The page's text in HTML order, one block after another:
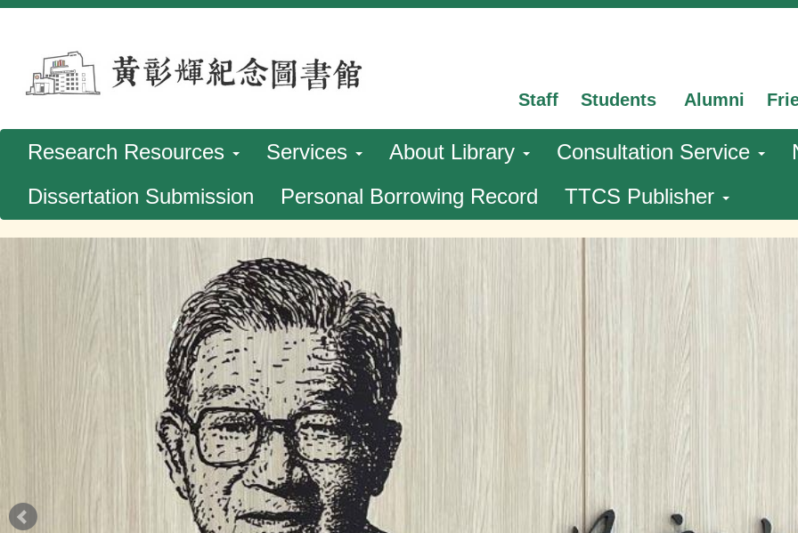
跳
內
Staff Students Alumni
Research Resources Services About Library Consultation Service
Dissertation Submission
Personal Borrowing Record TTCS Publisher